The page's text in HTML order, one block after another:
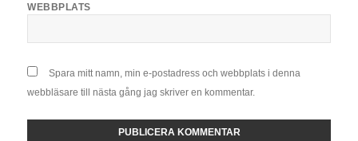
WEBBPLATS
Spara mitt namn, min e-postadress och webbplats i denna
webbläsare till nästa gång jag skriver en kommentar.